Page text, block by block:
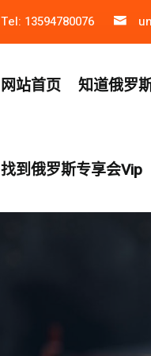
Tel: 13594780076
网站首页 知道俄罗
找到俄罗斯专享会vip